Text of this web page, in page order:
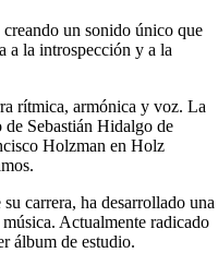
un sonido único que
a la introspección y a la
rítmica, armónica y voz. La
Sebastián Hidalgo de
Holzman en Holz
carrera, ha desarrollado una
Actualmente radicado
álbum de estudio.